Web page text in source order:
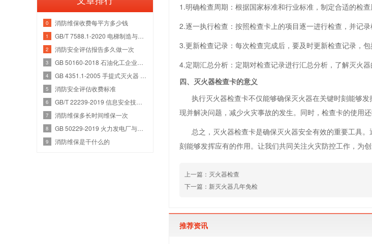
1.明确检查周期：根据国家标准和行业标准，制定合适的检
2.逐一执行检查：按照检查卡上的项目逐一进行检查，并记
3.更新检查记录：每次检查完成后，要及时更新检查记录，
4.定期汇总分析：定期对检查记录进行汇总分析，了解灭火
四、灭火器检查卡的意义
执行灭火器检查卡不仅能够确保灭火器在关键时刻能够发
现并解决问题，减少火灾事故的发生。同时，检查卡的使用
总之，灭火器检查卡是确保灭火器安全有效的重要工具。
刻能够发挥应有的作用。让我们共同关注火灾防控工作，为
上一篇：灭火器检查
下一篇：新灭火器几年免检
推荐资讯
0 消防维保收费每平方多少钱
1
2 消防安全评估报告多久做一次
3
4
5 消防安全评估收费标准
6
7 消防维保多长时间维保一次
8
9 消防维保是干什么的